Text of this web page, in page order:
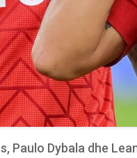
Paulo Dybala dhe